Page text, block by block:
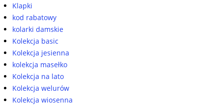
Klapki
kod rabatowy
kolarki damskie
Kolekcja basic
Kolekcja jesienna
kolekcja masełko
Kolekcja na lato
Kolekcja welurów
Kolekcja wiosenna